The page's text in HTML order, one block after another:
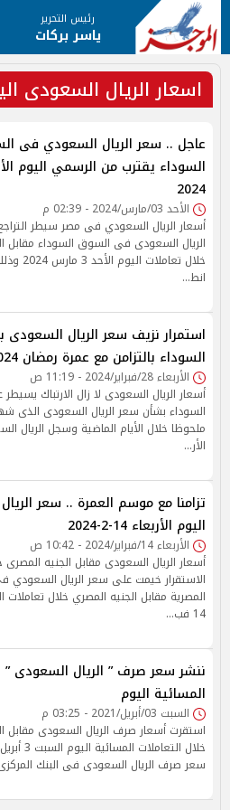
رئيس التحرير
ياسر بركات
اسعار الريال السعودى
عاجل .. سعر الريال السعودي فى
2024
الأحد 03/مارس/2024 - 02:39 م
أسعار الريال السعودي فى مصر سيطر
الريال السعودى فى السوق السوداء مقابل
خلال
انط…
استمرار نزيف سعر الريال السعودى
السوداء بالتزامن مع عمرة رمضان 2024
الأربعاء 28/فبراير/2024 - 11:19 ص
أسعار الريال السعودى لا زال الارتباك
السوداء بشأن سعر الريال السعودى الذى
ملحوظا خلال الأيام الماضية وسجل الريال
الأر…
تزامنا مع موسم العمرة .. سعر
اليوم الأربعاء 14-2-2024
الأربعاء 14/فبراير/2024 - 10:42 ص
أسعار الريال السعودى مقابل الجنيه المصرى
الاستقرار خيمت على سعر الريال السعودي
المصرية مقابل الجنيه المصري خلال تعاملات
14 فب…
ننشر سعر صرف ” الريال السعودى ”
المسائية اليوم
السبت 03/أبريل/2021 - 03:25 م
استقرت أسعار صرف الريال السعودى مقابل
سعر صرف الريال السعودى فى البنك